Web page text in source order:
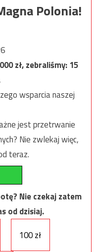
Polonia!
zł, zebraliśmy:15
wsparcia naszej
jest przetrwanie
Nie zwlekaj więc,
teraz.
Nie czekaj zatem
od dzisiaj.
100 zł